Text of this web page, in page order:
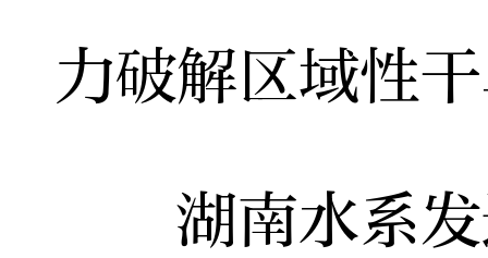
力破解区域性
湖南水系发